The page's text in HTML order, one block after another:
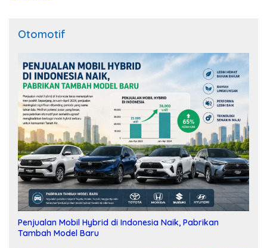
Otomotif
Penjualan Mobil Hybrid di Indonesia Naik, Pabrikan
Tambah Model Baru